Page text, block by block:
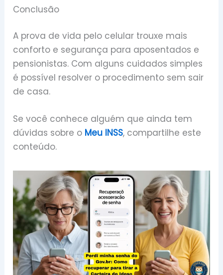
Conclusão
A prova de vida pelo celular trouxe mais
conforto e segurança para aposentados e
pensionistas. Com alguns cuidados simples
é possível resolver o procedimento sem sair
de casa.
Se você conhece alguém que ainda tem
dúvidas sobre o Meu INSS, compartilhe este
conteúdo.